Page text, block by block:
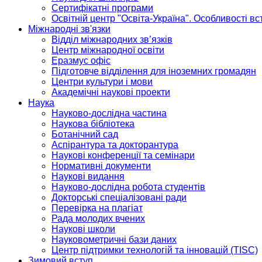
Сертифікатні програми
Освітній центр "Освіта-Україна". Особливості
Міжнародні зв'язки
Відділ міжнародних зв’язків
Центр міжнародної освіти
Еразмус офіс
Підготовче відділення для іноземних громадян
Центри культури і мови
Академічні наукові проекти
Наука
Науково-дослідна частина
Наукова бібліотека
Ботанічний сад
Аспірантура та докторантура
Наукові конференції та семінари
Нормативні документи
Наукові видання
Науково-дослідна робота студентів
Докторські спеціалізовані ради
Перевірка на плагіат
Рада молодих вчених
Наукові школи
Науковометричні бази даних
Центр підтримки технологій та інновацій (TISC)